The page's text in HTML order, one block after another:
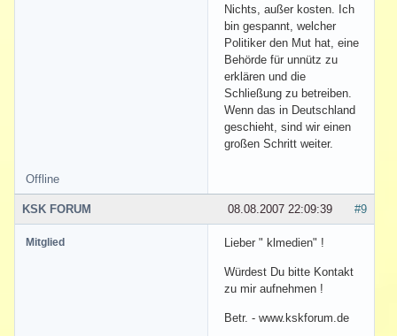
Nichts, außer kosten. Ich
bin gespannt, welcher
Politiker den Mut hat, eine
Behörde für unnütz zu
erklären und die
Schließung zu betreiben.
Wenn das in Deutschland
geschieht, sind wir einen
großen Schritt weiter.
Offline
#9
08.08.2007 22:09:39
KSK FORUM
Mitglied Lieber " klmedien" !
Würdest Du bitte Kontakt
zu mir aufnehmen !
Betr. - www.kskforum.de